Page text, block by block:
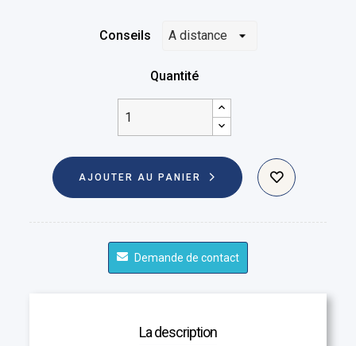
Conseils
Quantité
AJOUTER AU PANIER
Demande de contact
La description